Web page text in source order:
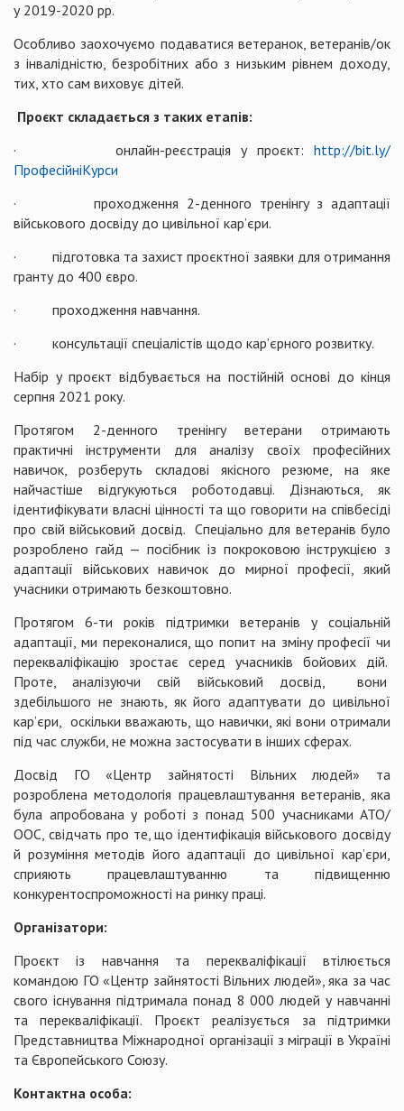
у 2019-2020 рр.
Особливо заохочуємо подаватися ветеранок, ветеранів/ок
з інвалідністю, безробітних або з низьким рівнем доходу,
тих, хто сам виховує дітей.
Проєкт складається з таких етапів:
· онлайн-реєстрація у проєкт: http://bit.ly/
ПрофесійніКурси
· проходження 2-денного тренінгу з адаптації
військового досвіду до цивільної кар’єри.
· підготовка та захист проєктної заявки для отримання
гранту до 400 євро.
· проходження навчання.
· консультації спеціалістів щодо кар’єрного розвитку.
Набір у проєкт відбувається на постійній основі до кінця
серпня 2021 року.
Протягом 2-денного тренінгу ветерани отримають
практичні інструменти для аналізу своїх професійних
навичок, розберуть складові якісного резюме, на яке
найчастіше відгукуються роботодавці. Дізнаються, як
ідентифікувати власні цінності та що говорити на співбесіді
про свій військовий досвід. Спеціально для ветеранів було
розроблено гайд — посібник із покроковою інструкцією з
адаптації військових навичок до мирної професії, який
учасники отримають безкоштовно.
Протягом 6-ти років підтримки ветеранів у соціальній
адаптації, ми переконалися, що попит на зміну професії чи
перекваліфікацію зростає серед учасників бойових дій.
Проте, аналізуючи свій військовий досвід, вони
здебільшого не знають, як його адаптувати до цивільної
кар’єри, оскільки вважають, що навички, які вони отримали
під час служби, не можна застосувати в інших сферах.
Досвід ГО «Центр зайнятості Вільних людей» та
розроблена методологія працевлаштування ветеранів, яка
була апробована у роботі з понад 500 учасниками АТО/
ООС, свідчать про те, що ідентифікація військового досвіду
й розуміння методів його адаптації до цивільної кар’єри,
сприяють працевлаштуванню та підвищенню
конкурентоспроможності на ринку праці.
Організатори:
Проєкт із навчання та перекваліфікації втілюється
командою ГО «Центр зайнятості Вільних людей», яка за час
свого існування підтримала понад 8 000 людей у навчанні
та перекваліфікації. Проєкт реалізується за підтримки
Представництва Міжнародної організації з міграції в Україні
та Європейського Союзу.
Контактна особа: